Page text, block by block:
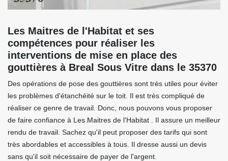
Les Maitres de l'Habitat et ses
compétences pour réaliser les
interventions de mise en place des
gouttières à Breal Sous Vitre dans le 35370
Des opérations de pose des gouttières sont très utiles pour éviter
les problèmes d'étanchéité sur le toit. Il est très compliqué de
réaliser ce genre de travail. Donc, nous pouvons vous proposer
de faire confiance à Les Maitres de l'Habitat . Il assure un meilleur
rendu de travail. Sachez qu'il peut proposer des tarifs qui sont
très abordables et accessibles à tous. Il dresse aussi un devis
sans qu'il soit nécessaire de payer de l'argent.